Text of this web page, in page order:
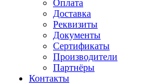
Оплата
Доставка
Реквизиты
Документы
Сертификаты
Производители
Партнёры
Контакты